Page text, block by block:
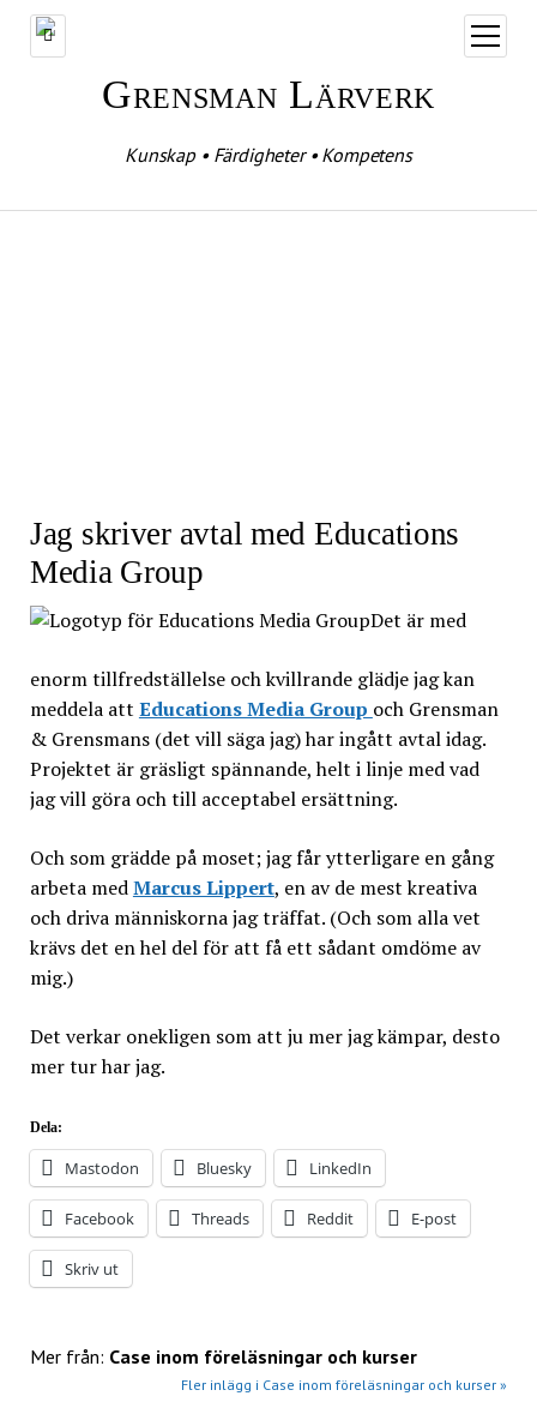
öppna
meny
Grensman Lärverk
Kunskap • Färdigheter • Kompetens
Jag skriver avtal med Educations
Media Group
Det är med
enorm tillfredställelse och kvillrande glädje jag kan
meddela att Educations Media Group och Grensman
& Grensmans (det vill säga jag) har ingått avtal idag.
Projektet är gräsligt spännande, helt i linje med vad
jag vill göra och till acceptabel ersättning.
Och som grädde på moset; jag får ytterligare en gång
arbeta medMarcus Lippert, en av de mest kreativa
och driva människorna jag träffat. (Och som alla vet
krävs det en hel del för att få ett sådant omdöme av
mig.)
Det verkar onekligen som att ju mer jag kämpar, desto
mer tur har jag.
Dela:
Mastodon Bluesky LinkedIn
Facebook Threads Reddit E-post
Skriv ut
Mer från: Case inom föreläsningar och kurser
Fler inlägg i Case inom föreläsningar och kurser »